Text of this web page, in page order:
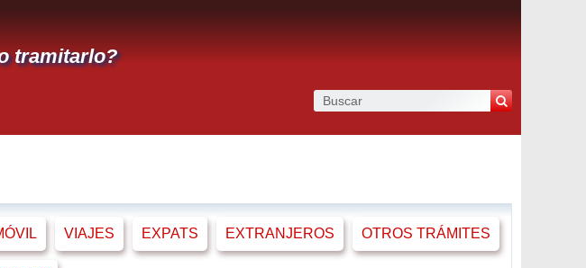
tramitarlo?
VIAJES EXPATS EXTRANJEROS OTROS TRÁMITES